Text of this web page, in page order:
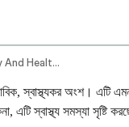
Masturbation Side Effects Frequency And Health Concerns
স্বাস্থ্যকর অংশ। এটি
এটি স্বাস্থ্য সমস্যা